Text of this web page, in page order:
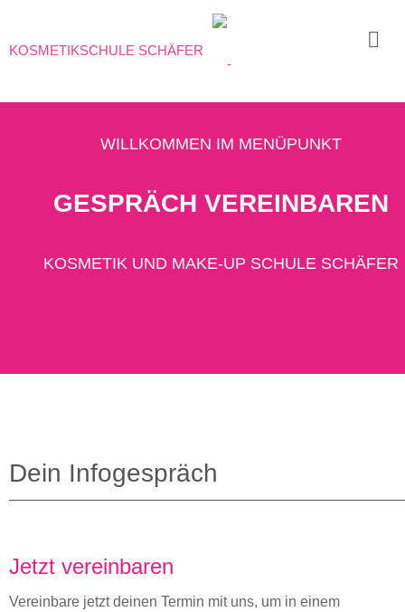
KOSMETIKSCHULE SCHÄFER
WILLKOMMEN IM MENÜPUNKT
GESPRÄCH VEREINBAREN
KOSMETIK UND MAKE-UP SCHULE SCHÄFER
Dein Infogespräch
Jetzt vereinbaren
Vereinbare jetzt deinen Termin mit uns, um in einem
Karrieretag
Referenzen
Kooperationen